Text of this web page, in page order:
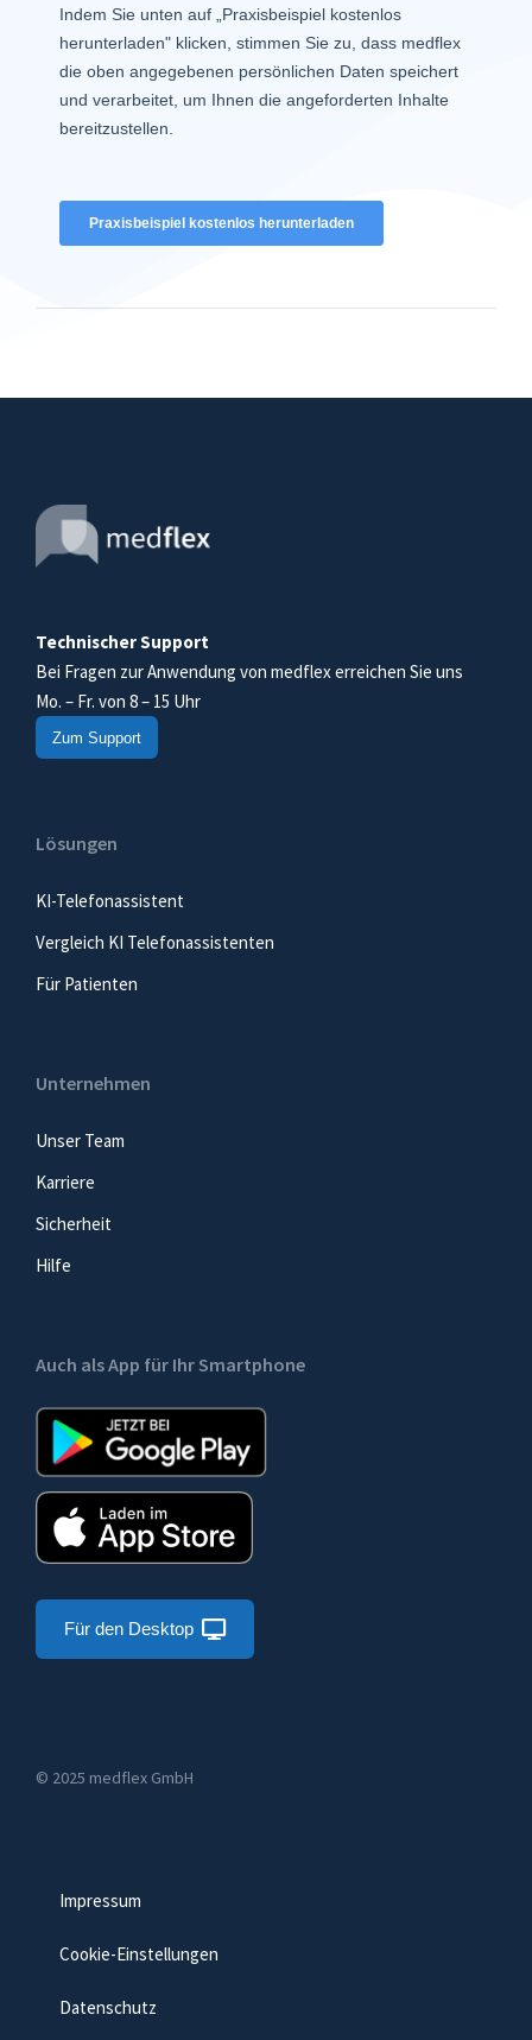
Technischer Support
Bei Fragen zur Anwendung von medflex erreichen Sie uns
Mo. – Fr. von 8 – 15 Uhr
Zum Support
Lösungen
KI-Telefonassistent
Vergleich KI Telefonassistenten
Für Patienten
Unternehmen
Unser Team
Karriere
Sicherheit
Hilfe
Auch als App für Ihr Smartphone
Für den Desktop
© 2025 medflex GmbH
Impressum
Cookie-Einstellungen
Datenschutz